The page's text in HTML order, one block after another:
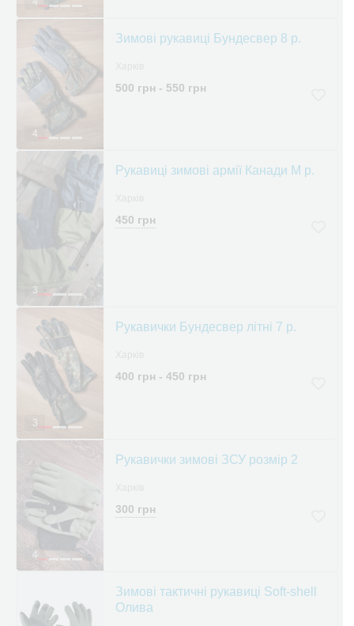
4
Зимові рукавиці Бундесвер 8 р.
500 грн - 550 грн
3
Рукавиці зимові армії Канади М р.
450 грн
3
Рукавички Бундесвер літні 7 р.
400 грн - 450 грн
4
Рукавички зимові ЗСУ розмір 2
300 грн
Зимові тактичні рукавиці Soft-shell
Олива